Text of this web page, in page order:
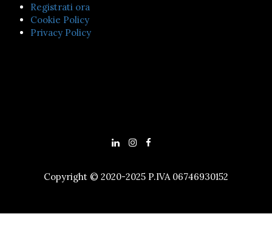
Registrati ora
Cookie Policy
Privacy Policy
Copyright © 2020-2025 P.IVA 06746930152